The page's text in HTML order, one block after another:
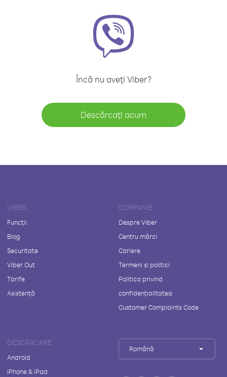
Încă nu aveți Viber?
Descărcați acum
VIBER
Funcții
Blog
Securitate
Viber Out
Tarife
Asistență
COMPANIE
Despre Viber
Centru mărci
Cariere
Termeni și politici
Politica privind
confidențialitatea
Customer Complaints Code
DESCĂRCARE
Android
iPhone & iPad
Română